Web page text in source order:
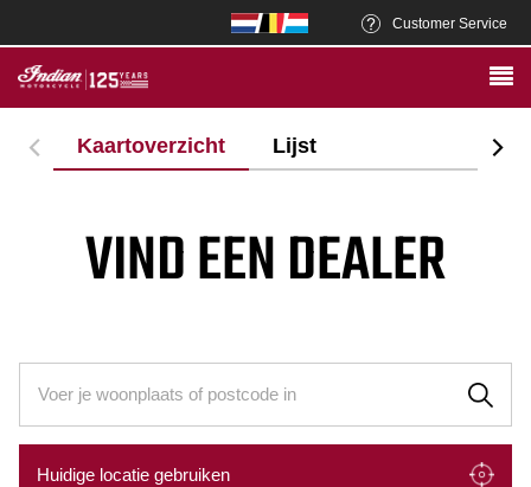
Customer Service
Kaartoverzicht Lijst
VIND EEN DEALER
Huidige locatie gebruiken